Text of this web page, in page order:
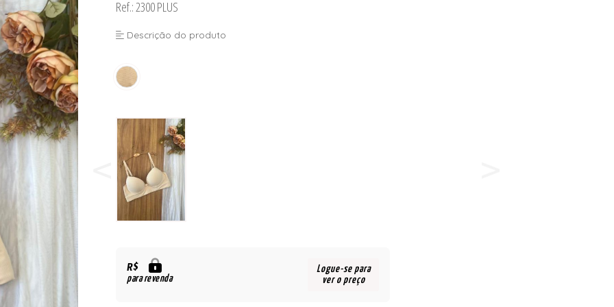
Ref.: 2300 PLUS
Descrição do produto
R$
para revenda
Logue-se para
ver o preço